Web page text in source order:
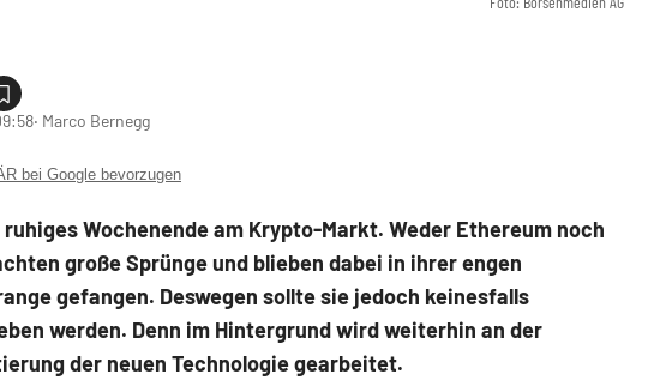
‧ Marco Bernegg
bei Google bevorzugen
ruhiges Wochenende am Krypto-Markt. Weder Ethereum noch
große Sprünge und blieben dabei in ihrer engen
gefangen. Deswegen sollte sie jedoch keinesfalls
werden. Denn im Hintergrund wird weiterhin an der
der neuen Technologie gearbeitet.